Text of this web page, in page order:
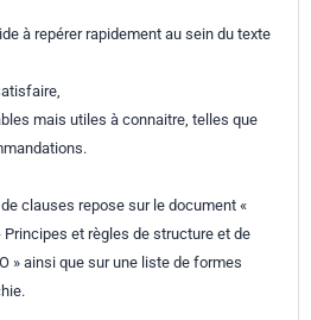
à repérer rapidement au sein du texte
mais utiles à connaitre, telles que
clauses repose sur le document «
Principes et règles de structure et de
» ainsi que sur une liste de formes